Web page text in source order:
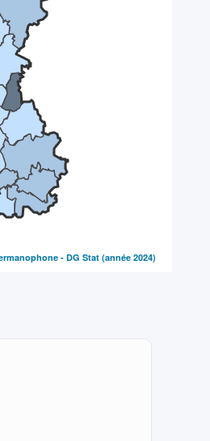
- DG Stat (année 2024)